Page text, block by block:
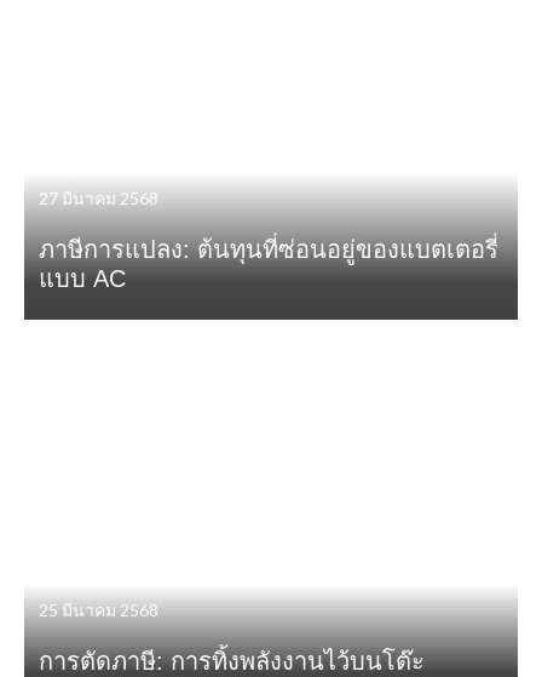
27 มีนาคม 2568
ภาษีการแปลง: ต้นทุนที่ซ่อนอยู่ของแบตเตอรี่
แบบ AC
25 มีนาคม 2568
การตัดภาษี: การทิ้งพลังงานไว้บนโต๊ะ